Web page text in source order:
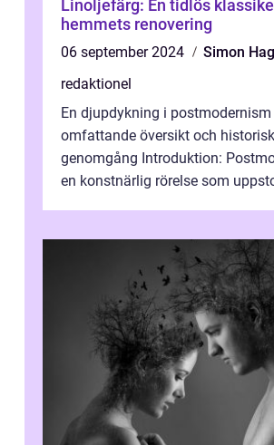
Linoljefärg: En tidlös
hemmets renovering
06 september 2024
Simon
redaktionel
En djupdykning i postmodernism
omfattande översikt och historisk
genomgång Introduktion:
en konstnärlig rörelse som